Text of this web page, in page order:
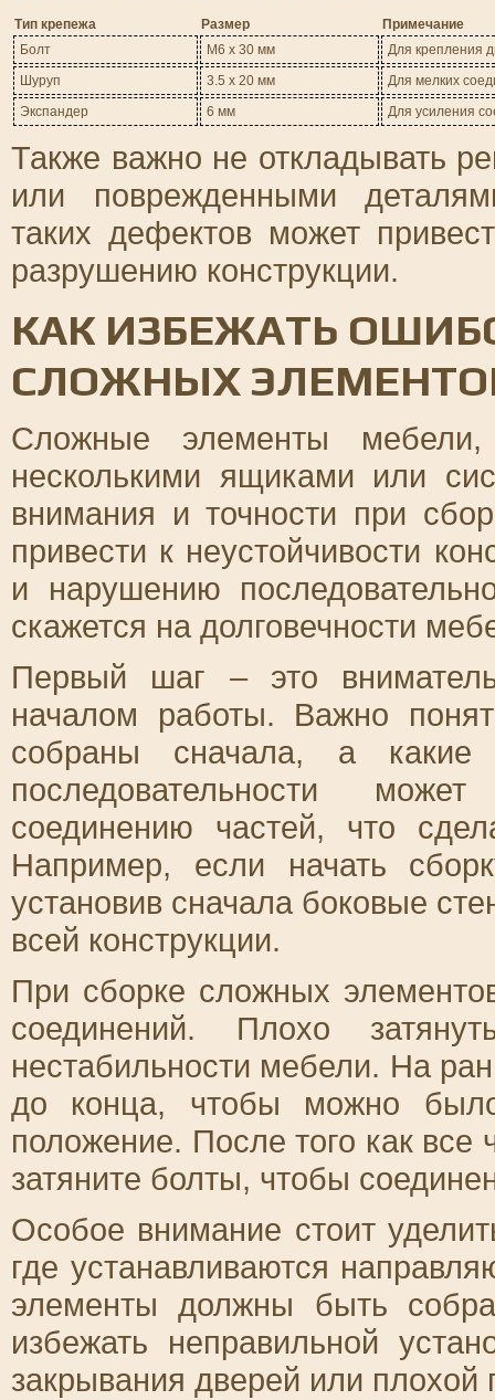
Тип крепежа Размер
Примечание
Болт
М6 x 30 мм
Для крепления
Шуруп
3.5 x 20 мм
Для мелких
Экспандер
6 мм Для усиления
Также важно не откладывать
или поврежденными
таких дефектов может
разрушению конструкции.
КАК ИЗБЕЖАТЬ
СЛОЖНЫХ
Сложные элементы
несколькими ящиками или
внимания и точности при
привести к неустойчивости
и нарушению
скажется на долговечности
Первый шаг – это
началом работы. Важно
собраны сначала, а какие
последовательности
соединению частей, что
Например, если начать
установив сначала боковые
всей конструкции.
При сборке сложных
соединений. Плохо
нестабильности мебели. На
до конца, чтобы можно
положение. После того как все
затяните болты, чтобы
Особое внимание стоит
где устанавливаются
элементы должны быть
избежать неправильной
закрывания дверей или плохой